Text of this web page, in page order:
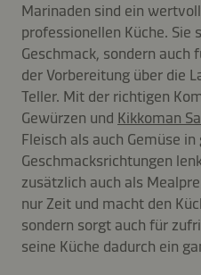
Marinaden sind ein
professionellen Küche. Sie
Geschmack, sondern
der Vorbereitung über die
Teller. Mit der richtigen
Gewürzen und Kikkoman
Fleisch als auch Gemüse
Geschmacksrichtungen
zusätzlich auch als
nur Zeit und macht den
sondern sorgt auch für
seine Küche dadurch ein